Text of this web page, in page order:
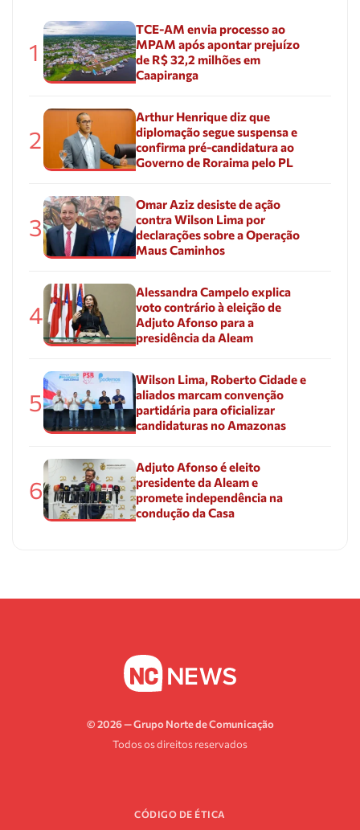
1
TCE-AM envia processo ao
MPAM após apontar prejuízo
de R$ 32,2 milhões em
Caapiranga
2
Arthur Henrique diz que
diplomação segue suspensa e
confirma pré-candidatura ao
Governo de Roraima pelo PL
3
Omar Aziz desiste de ação
contra Wilson Lima por
declarações sobre a Operação
Maus Caminhos
4
Alessandra Campelo explica
voto contrário à eleição de
Adjuto Afonso para a
presidência da Aleam
5
Wilson Lima, Roberto Cidade e
aliados marcam convenção
partidária para oficializar
candidaturas no Amazonas
6
Adjuto Afonso é eleito
presidente da Aleam e
promete independência na
condução da Casa
© 2026 — Grupo Norte de Comunicação
Todos os direitos reservados
CÓDIGO DE ÉTICA